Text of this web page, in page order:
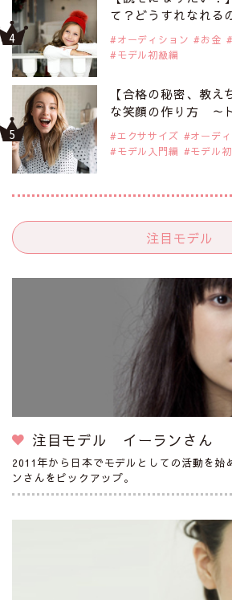
て？どうすれなれる
オーディション お金
モデル初級編
【合格の秘密、教
な笑顔の作り方 ～
エクササイズ オーデ
モデル入門編
モデル
注目モデル
注目モデル イーランさん
2011年から日本でモデルとしての活動を始
ンさんをピックアップ。